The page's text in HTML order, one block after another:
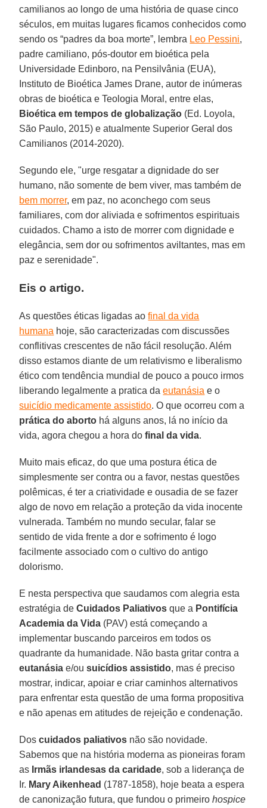
camilianos ao longo de uma história de quase cinco
séculos, em muitas lugares ficamos conhecidos como
sendo os “padres da boa morte”, lembra Leo Pessini,
padre camiliano, pós-doutor em bioética pela
Universidade Edinboro, na Pensilvânia (EUA),
Instituto de Bioética James Drane, autor de inúmeras
obras de bioética e Teologia Moral, entre elas,
Bioética em tempos de globalização (Ed. Loyola,
São Paulo, 2015) e atualmente Superior Geral dos
Camilianos (2014-2020).
Segundo ele, "urge resgatar a dignidade do ser
humano, não somente de bem viver, mas também de
bem morrer, em paz, no aconchego com seus
familiares, com dor aliviada e sofrimentos espirituais
cuidados. Chamo a isto de morrer com dignidade e
elegância, sem dor ou sofrimentos aviltantes, mas em
paz e serenidade".
Eis o artigo.
As questões éticas ligadas aofinal da vida
humana hoje, são caracterizadas com discussões
conflitivas crescentes de não fácil resolução. Além
disso estamos diante de um relativismo e liberalismo
ético com tendência mundial de pouco a pouco irmos
liberando legalmente a pratica daeutanásia e o
suicídio medicamente assistido. O que ocorreu com a
prática do aborto há alguns anos, lá no início da
vida, agora chegou a hora dofinal da vida.
Muito mais eficaz, do que uma postura ética de
simplesmente ser contra ou a favor, nestas questões
polêmicas, é ter a criatividade e ousadia de se fazer
algo de novo em relação a proteção da vida inocente
vulnerada. Também no mundo secular, falar se
sentido de vida frente a dor e sofrimento é logo
facilmente associado com o cultivo do antigo
dolorismo.
E nesta perspectiva que saudamos com alegria esta
estratégia deCuidados Paliativos que a Pontifícia
Academia da Vida (PAV) está começando a
implementar buscando parceiros em todos os
quadrante da humanidade. Não basta gritar contra a
eutanásia e/ousuicídios assistido, mas é preciso
mostrar, indicar, apoiar e criar caminhos alternativos
para enfrentar esta questão de uma forma propositiva
e não apenas em atitudes de rejeição e condenação.
Doscuidados paliativos não são novidade.
Sabemos que na história moderna as pioneiras foram
as Irmãs irlandesas da caridade, sob a liderança de
Ir. Mary Aikenhead (1787-1858), hoje beata a espera
de canonização futura, que fundou o primeirohospice